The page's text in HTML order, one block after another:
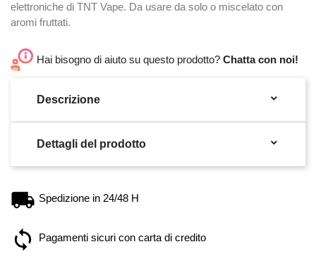
elettroniche di TNT Vape. Da usare da solo o miscelato con
aromi fruttati.
Hai bisogno di aiuto su questo prodotto? Chatta con noi!
Descrizione 
Dettagli del prodotto 
Spedizione in 24/48 H
Pagamenti sicuri con carta di credito